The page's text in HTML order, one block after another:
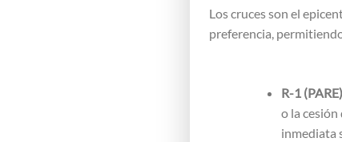
Los cruces son el
preferencia,
R-1
o la
inmediata